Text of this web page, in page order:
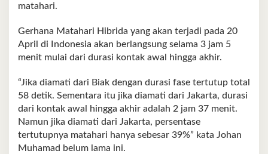
matahari.
Gerhana Matahari Hibrida yang akan terjadi pada 20
April di Indonesia akan berlangsung selama 3 jam 5
menit mulai dari durasi kontak awal hingga akhir.
“Jika diamati dari Biak dengan durasi fase tertutup total
58 detik. Sementara itu jika diamati dari Jakarta, durasi
dari kontak awal hingga akhir adalah 2 jam 37 menit.
Namun jika diamati dari Jakarta, persentase
tertutupnya matahari hanya sebesar 39%” kata Johan
Muhamad belum lama ini.